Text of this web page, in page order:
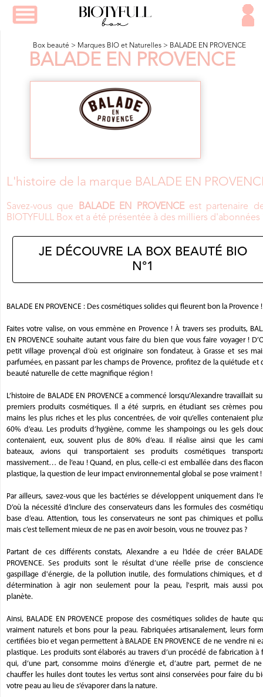
Box beauté > Marques BIO et Naturelles > BALADE EN PROVENCE
BALADE EN PROVENCE
L'histoire de la marque BALADE EN
Savez-vous que BALADE EN PROVENCEest partenaire
BIOTYFULL Box et a été présentée à des milliers d'abonnées
JE DÉCOUVRE LA BOX BEAUTÉ BIO
N°1
BALADE EN PROVENCE : Des cosmétiques solides qui fleurent bon la Provence !
Faites votre valise, on vous emmène en Provence ! À travers ses produits,
EN PROVENCE souhaite autant vous faire du bien que vous faire voyager !
petit village provençal d’où est originaire son fondateur, à Grasse et ses
parfumées, en passant par les champs de Provence, profitez de la quiétude et
beauté naturelle de cette magnifique région !
L’histoire de BALADE EN PROVENCE a commencé lorsqu’Alexandre travaillait
premiers produits cosmétiques. Il a été surpris, en étudiant ses crèmes
mains les plus riches et les plus concentrées, de voir qu’elles contenaient
60% d’eau. Les produits d’hygiène, comme les shampoings ou les gels
contenaient, eux, souvent plus de 80% d’eau. Il réalise ainsi que les
bateaux, avions qui transportaient ses produits cosmétiques
massivement… de l’eau ! Quand, en plus, celle-ci est emballée dans des
plastique, la question de leur impact environnemental global se pose vraiment
Par ailleurs, savez-vous que les bactéries se développent uniquement dans
D’où la nécessité d’inclure des conservateurs dans les formules des
base d’eau. Attention, tous les conservateurs ne sont pas chimiques et
mais c’est tellement mieux de ne pas en avoir besoin, vous ne trouvez pas ?
Partant de ces différents constats, Alexandre a eu l’idée de créer
PROVENCE. Ses produits sont le résultat d’une réelle prise de
gaspillage d'énergie, de la pollution inutile, des formulations chimiques, et
détermination à agir non seulement pour la peau, l'esprit, mais aussi
planète.
Ainsi, BALADE EN PROVENCE propose des cosmétiques solides de haute
vraiment naturels et bons pour la peau. Fabriquées artisanalement, leurs
certifiées bio et vegan permettent à BALADE EN PROVENCE de ne vendre ni
plastique. Les produits sont élaborés au travers d’un procédé de fabrication à
qui, d’une part, consomme moins d’énergie et, d’autre part, permet de
chauffer les huiles dont toutes les vertus sont ainsi conservées pour faire du
votre peau au lieu de s’évaporer dans la nature.